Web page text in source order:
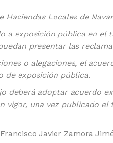
Locales de
a exposición pública en
presentar las
o alegaciones, el
de exposición pública.
deberá adoptar acuerdo
una vez publicado
Javier Zamora